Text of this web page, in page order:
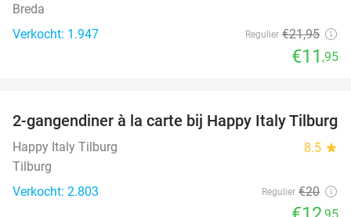
Breda
Verkocht: 1.947
Regulier €21,95
€11 ,95
35%
2-gangendiner à la carte bij Happy Italy Tilburg
Happy Italy Tilburg 8.5 star
Tilburg
Verkocht: 2.803
Regulier €20
,95